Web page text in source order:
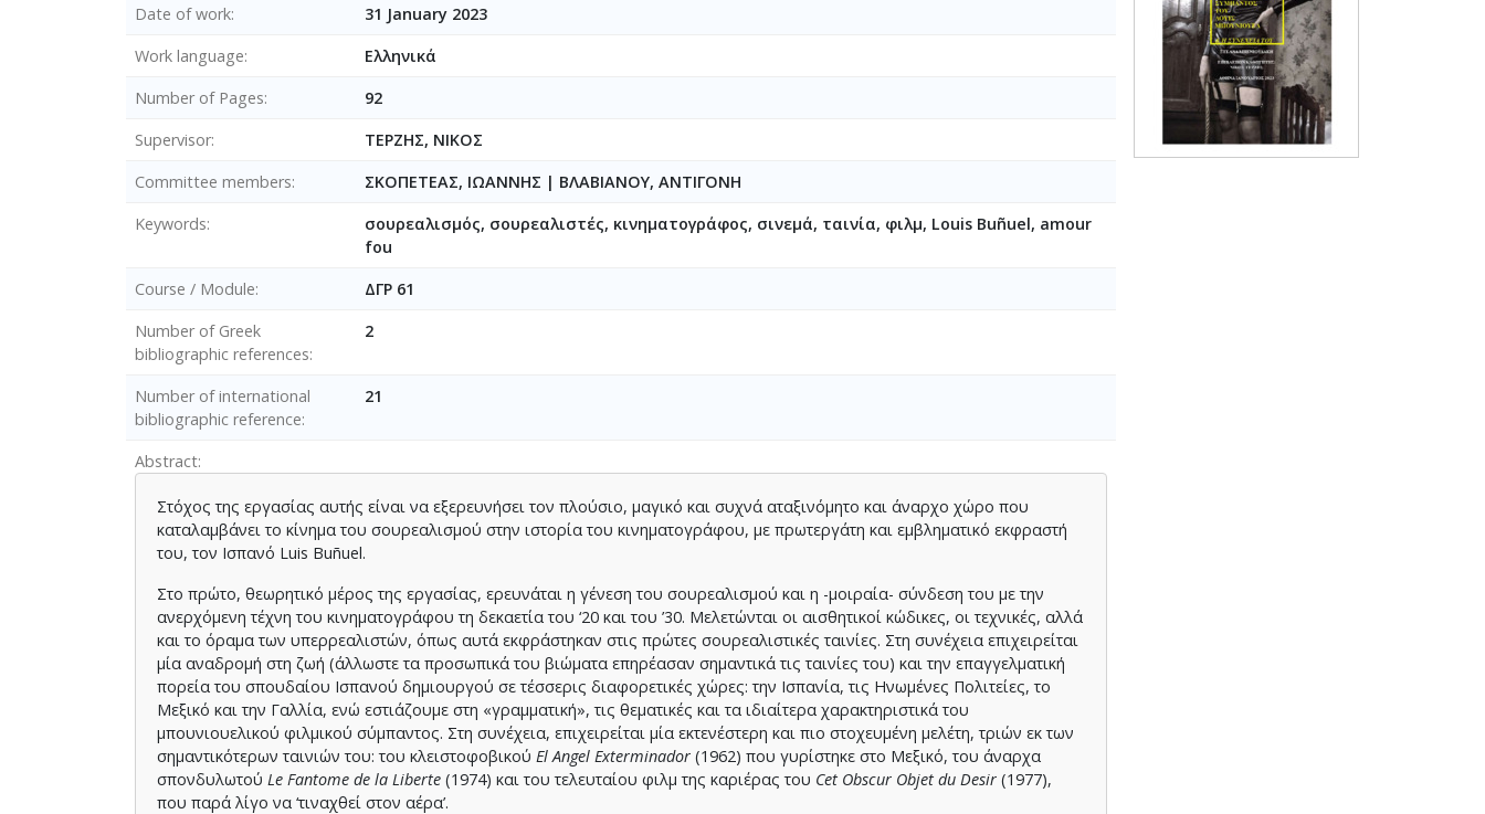
Date of work
31 January 2023
Work language
Ελληνικά
Number of Pages
92
Supervisor
ΤΕΡΖΗΣ, ΝΙΚΟΣ
Committee members
ΣΚΟΠΕΤΕΑΣ, ΙΩΑΝΝΗΣ | ΒΛΑΒΙΑΝΟΥ, ΑΝΤΙΓΟΝΗ
Keywords
σουρεαλισμός, σουρεαλιστές, κινηματογράφος, σινεμά, ταινία, φιλμ, Louis Buñuel, amour
fou
Course / Module
ΔΓΡ 61
Number of Greek
bibliographic references
2
Number of international
bibliographic reference
21
Abstract
Στόχος της εργασίας αυτής είναι να εξερευνήσει τον πλούσιο, μαγικό και συχνά αταξινόμητο και άναρχο χώρο που
καταλαμβάνει το κίνημα του σουρεαλισμού στην ιστορία του κινηματογράφου, με πρωτεργάτη και εμβληματικό εκφραστή
του, τον Ισπανό Luis Buñuel.
Στο πρώτο, θεωρητικό μέρος της εργασίας, ερευνάται η γένεση του σουρεαλισμού και η -μοιραία- σύνδεση του με την
ανερχόμενη τέχνη του κινηματογράφου τη δεκαετία του ‘20 και του ’30. Μελετώνται οι αισθητικοί κώδικες, οι τεχνικές, αλλά
και το όραμα των υπερρεαλιστών, όπως αυτά εκφράστηκαν στις πρώτες σουρεαλιστικές ταινίες. Στη συνέχεια επιχειρείται
μία αναδρομή στη ζωή (άλλωστε τα προσωπικά του βιώματα επηρέασαν σημαντικά τις ταινίες του) και την επαγγελματική
πορεία του σπουδαίου Ισπανού δημιουργού σε τέσσερις διαφορετικές χώρες: την Ισπανία, τις Ηνωμένες Πολιτείες, το
Μεξικό και την Γαλλία, ενώ εστιάζουμε στη «γραμματική», τις θεματικές και τα ιδιαίτερα χαρακτηριστικά του
μπουνιουελικού φιλμικού σύμπαντος. Στη συνέχεια, επιχειρείται μία εκτενέστερη και πιο στοχευμένη μελέτη, τριών εκ των
σημαντικότερων ταινιών του: του κλειστοφοβικού El Angel Exterminador (1962) που γυρίστηκε στο Μεξικό, του άναρχα
σπονδυλωτού Le Fantome de la Liberte (1974) και του τελευταίου φιλμ της καριέρας του Cet Obscur Objet du Desir (1977),
που παρά λίγο να ‘τιναχθεί στον αέρα’.